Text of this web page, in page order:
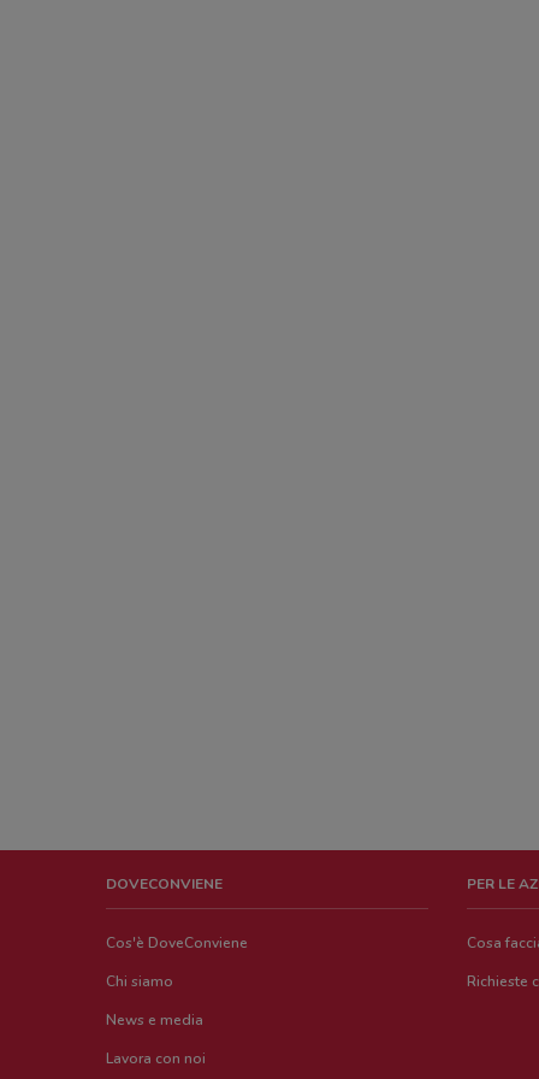
DOVECONVIENE
Cos'è DoveConviene
Chi siamo
News e media
Lavora con noi
PER LE
Cosa
Richieste